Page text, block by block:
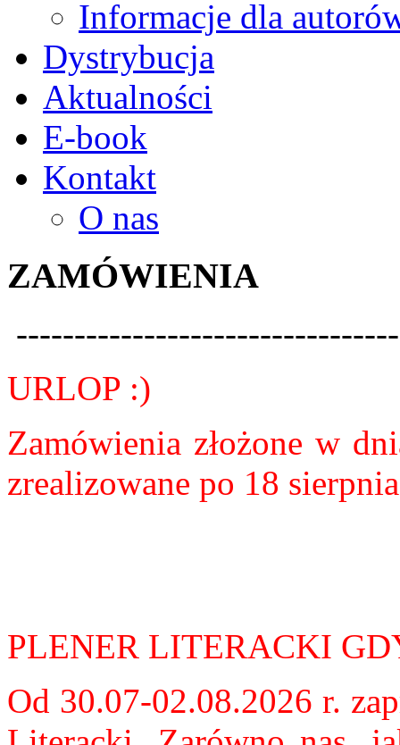
Informacje dla
Dystrybucja
Aktualności
E-book
Kontakt
O nas
ZAMÓWIENIA
URLOP :)
Zamówienia złożone w
zrealizowane po 18
PLENER LITERACKI
Od 30.07-02.08.2026 r.